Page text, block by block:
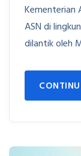
Kementerian
ASN di
dilantik oleh